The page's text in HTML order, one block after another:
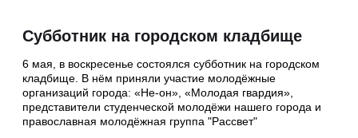
Субботник на городском кладбище
6 мая, в воскресенье состоялся субботник на городском
кладбище. В нём приняли участие молодёжные
организаций города: «Не-он», «Молодая гвардия»,
представители студенческой молодёжи нашего города и
православная молодёжная группа "Рассвет"